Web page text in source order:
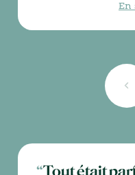
En
“Tout était